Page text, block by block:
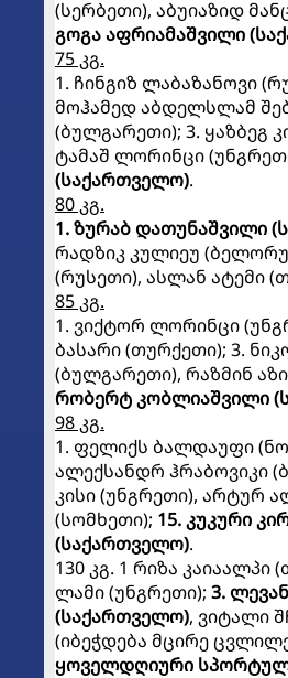
(სერბეთი), აბუიაზიდ
გოგა აფრიამაშვილი
75 კგ.
1. ჩინგიზ ლაბაზანოვი
მოჰამედ აბდელსლამ
(ბულგარეთი); 3. ყაზბეგ
ტამაშ ლორინცი
(საქართველო).
80 კგ.
1. ზურაბ დათუნაშვილი
რადზიკ კულიეუ
(რუსეთი), ასლან ატემი
85 კგ.
1. ვიქტორ ლორინცი
ბასარი (თურქეთი); 3.
(ბულგარეთი), რაზმინ
რობერტ კობლიაშვილი
98 კგ.
1. ფელიქს ბალდაუფი
ალექსანდრ ჰრაბოვიკი
კისი (უნგრეთი), არტურ
(სომხეთი); 15. კუკური
(საქართველო).
130 კგ. 1 რიზა
ლამი (უნგრეთი); 3.
(საქართველო), ვიტალი
(იბეჭდება მცირე
ყოველდღიური